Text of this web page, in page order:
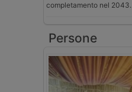
completamento nel 2043.
Persone